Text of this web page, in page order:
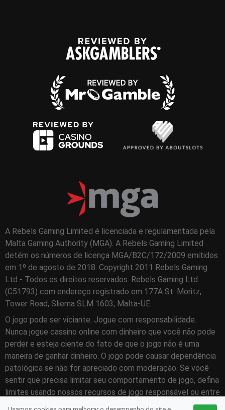
A Rebels Gaming Limited é licenciada e regulamentada pela
Malta Gaming Authority (MGA). A Rebels Gaming Limited
detém os números de licença MGA/B2C/172/2009 emitidos
em 1º de agosto de 2018. Copyright 2011 Rebels Gaming
Ltd - Todos os direitos reservados. Rebels Gaming Ltd
(C51793) com endereço registrado em 177A St. Moritz,
Tower Road, Sliema SLM 1603, Malta-UE.
O jogo pode ser viciante. Jogue com responsabilidade.
Nunca jogue cassino online com dinheiro que você não pode
perder e esteja ciente do fato de que o jogo não é uma
maneira de ganhar dinheiro. O jogo pode causar dependência
patológica se não for apreciado com moderação. Se você
sentir que precisa limitar seu comportamento de jogo, defina
limites usando nossos recursos de jogo responsável ou entre
em contato com
BeGambleAware
para obter ajuda